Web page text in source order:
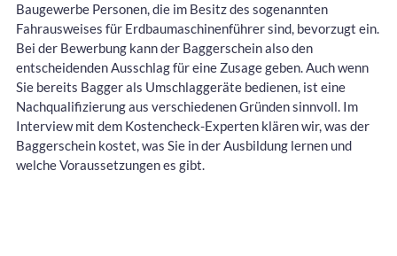
Baugewerbe Personen, die im Besitz des sogenannten
Fahrausweises für Erdbaumaschinenführer sind, bevorzugt ein.
Bei der Bewerbung kann der Baggerschein also den
entscheidenden Ausschlag für eine Zusage geben. Auch wenn
Sie bereits Bagger als Umschlaggeräte bedienen, ist eine
Nachqualifizierung aus verschiedenen Gründen sinnvoll. Im
Interview mit dem Kostencheck-Experten klären wir, was der
Baggerschein kostet, was Sie in der Ausbildung lernen und
welche Voraussetzungen es gibt.